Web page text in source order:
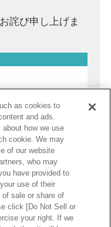
詫び申し上げま
年8月8日（土）
電気鉄道株式会社
as cookies to
and ads.
how we use
cookie. We may
of our website
who may
have provided to
use of their
sale or share of
click [Do Not Sell or
your right. If we